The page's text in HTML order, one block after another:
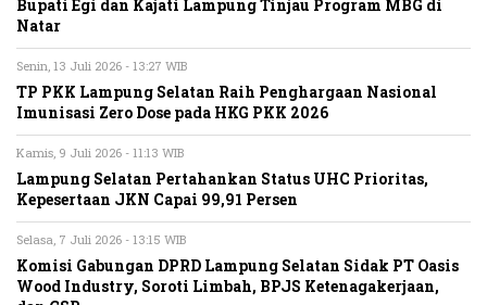
Bupati Egi dan Kajati Lampung Tinjau Program MBG di
Natar
Senin, 13 Juli 2026 - 13:27 WIB
TP PKK Lampung Selatan Raih Penghargaan Nasional
Imunisasi Zero Dose pada HKG PKK 2026
Kamis, 9 Juli 2026 - 11:13 WIB
Lampung Selatan Pertahankan Status UHC Prioritas,
Kepesertaan JKN Capai 99,91 Persen
Selasa, 7 Juli 2026 - 13:15 WIB
Komisi Gabungan DPRD Lampung Selatan Sidak PT Oasis
Wood Industry, Soroti Limbah, BPJS Ketenagakerjaan,